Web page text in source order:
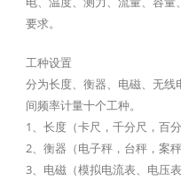
要求。
工种设置
分为长度、衡器、电磁、无
间频率计量十个工种。
1、长度（卡尺，千分尺，百
2、衡器（电子秤，台秤，案秤
3、电磁（模拟电流表、电压